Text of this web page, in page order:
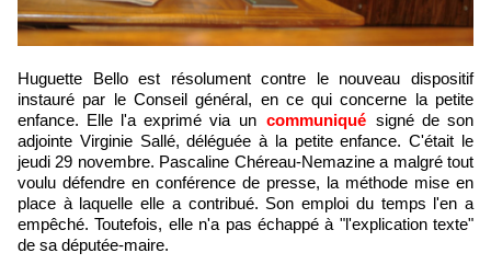
Huguette Bello est résolument contre le nouveau dispositif
instauré par le Conseil général, en ce qui concerne la petite
enfance. Elle l'a exprimé via un communiqué signé de son
adjointe Virginie Sallé, déléguée à la petite enfance. C'était le
jeudi 29 novembre. Pascaline Chéreau-Nemazine a malgré tout
voulu défendre en conférence de presse, la méthode mise en
place à laquelle elle a contribué. Son emploi du temps l'en a
empêché. Toutefois, elle n'a pas échappé à "l'explication texte"
de sa députée-maire.